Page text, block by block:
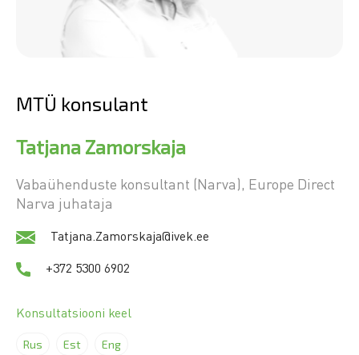
MTÜ konsulant
Tatjana Zamorskaja
Vabaühenduste konsultant (Narva), Europe Direct
Narva juhataja
Tatjana.Zamorskaja@ivek.ee
+372 5300 6902
Konsultatsiooni keel
Rus Est Eng